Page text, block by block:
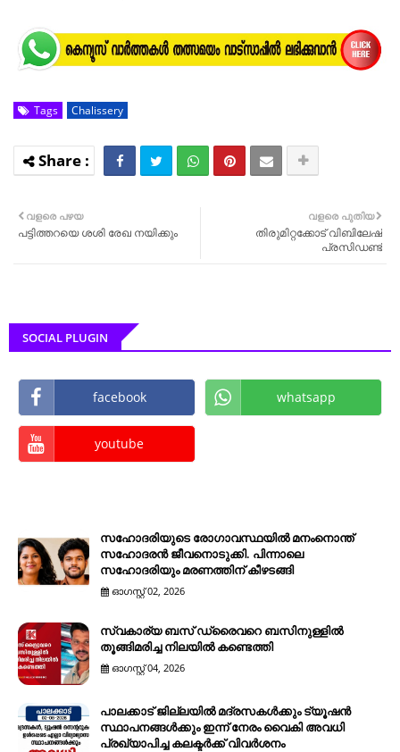
Tags Chalissery
വളരെ പുതിയ
തിരുമിറ്റക്കോട് വിബിലേഷ്
പ്രസിഡണ്ട്
വളരെ പഴയ
പട്ടിത്തറയെ ശശി രേഖ നയിക്കും
SOCIAL PLUGIN
facebook whatsapp
youtube
സഹോദരിയുടെ രോഗാവസ്ഥയിൽ മനംനൊന്ത്
സഹോദരൻ ജീവനൊടുക്കി. പിന്നാലെ
സഹോദരിയും മരണത്തിന് കീഴടങ്ങി
ഓഗസ്റ്റ് 02, 2026
സ്വകാര്യ ബസ് ഡ്രൈവറെ ബസിനുള്ളിൽ
തൂങ്ങിമരിച്ച നിലയിൽ കണ്ടെത്തി
ഓഗസ്റ്റ് 04, 2026
പാലക്കാട് ജില്ലയിൽ മദ്രസകൾക്കും ട്യൂഷൻ
സ്ഥാപനങ്ങൾക്കും ഇന്ന് നേരം വൈകി അവധി
പ്രഖ്യാപിച്ച കലക്ടർക്ക് വിവർശനം